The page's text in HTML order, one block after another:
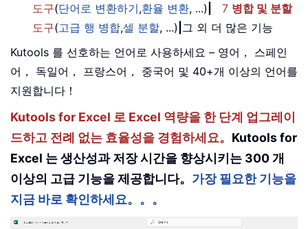
도구(단어로 변환하기,환율 변환, ...) 7 병합 및 분할
도구(고급 행 병합,셀 분할, ...) 그 외 더 많은 기능
Kutools 를 선호하는 언어로 사용하세요 – 영어， 스페인
어， 독일어， 프랑스어， 중국어 및 40+개 이상의 언어를
지원합니다！
Kutools for Excel 로 Excel 역량을 한 단계 업그레이
드하고 전례 없는 효율성을 경험하세요。 Kutools for
Excel 는 생산성과 저장 시간을 향상시키는 300 개
이상의 고급 기능을 제공합니다。 가장 필요한 기능을
지금 바로 확인하세요。。。